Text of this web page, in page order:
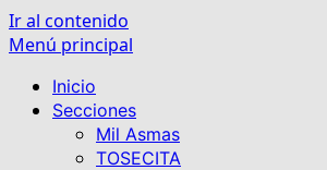
Ir al contenido
Menú principal
Inicio
Secciones
Mil Asmas
TOSECITA